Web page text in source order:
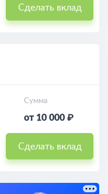
Сделать вклад
Сумма
от 10 000 ₽
Сделать вклад